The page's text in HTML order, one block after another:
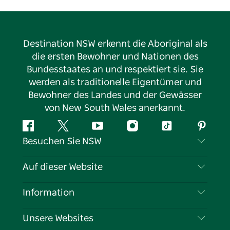
Destination NSW erkennt die Aboriginal als
die ersten Bewohner und Nationen des
Bundesstaates an und respektiert sie. Sie
werden als traditionelle Eigentümer und
Bewohner des Landes und der Gewässer
von New South Wales anerkannt.
FacebookTwitter YouTubeInstagramTikTok
Besuchen Sie NSW
Kontaktieren Sie uns
Cookie-Hinweis
Auf dieser Website
Reiseziele
Information
Reiseinformationen
Unsere Websites